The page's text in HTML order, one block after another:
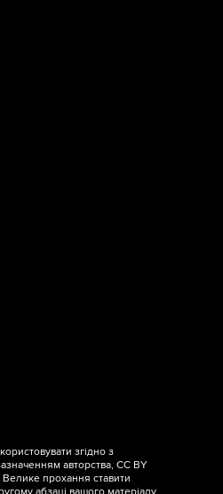
згідно з
авторства, CC BY
Велике прохання ставити